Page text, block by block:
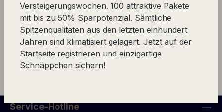
Produkte filtern
Keine Produkte gefunden.
Service-Hotline
Versteigerungswochen. 100 attraktive Pakete
mit bis zu 50% Sparpotenzial. Sämtliche
Spitzenqualitäten aus den letzten einhundert
Jahren sind klimatisiert gelagert. Jetzt auf der
Startseite registrieren und einzigartige
Schnäppchen sichern!